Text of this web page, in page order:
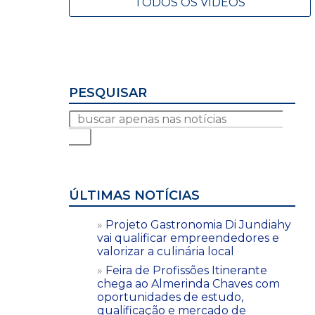
PESQUISAR
ÚLTIMAS NOTÍCIAS
Projeto Gastronomia Di Jundiahy
vai qualificar empreendedores e
valorizar a culinária local
Feira de Profissões Itinerante
chega ao Almerinda Chaves com
oportunidades de estudo,
qualificação e mercado de